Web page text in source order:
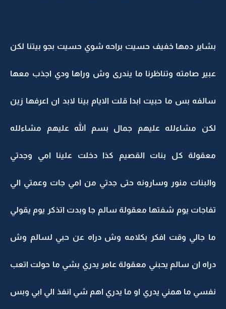
بشاير دمها خفيف حسيت براحه شوي حسيت بجو بيتنا لكن
عبير صامته وتناظرنا ما يندرى وش وراها ودي اجذب معها
سالفه بس ما حبيت ابدا قلت الايام بينا لابد ان اعرفها زين
لكن مشاءلله عليهم جمال بسم الله عليهم مشاءلله
معقولة كل بنات القصيم كذا دخلت علينا امي وجدتي
والبنات منور وسارونه حتى جدتي من امي جات وعمتي الي
تفاجات يوم شفتها معقولة سالم جا وبدت اتذكر يوم يقولي
ما جالي وقت افكر بكلامه وش دراه عن حبي لسالم وش
دراه ان سالم يحبني معقولة عامر يدري بشي ما حولت اتعب
نفسي ما همني يدري او ما يدري اهم شي انفذ الي ابي وبس